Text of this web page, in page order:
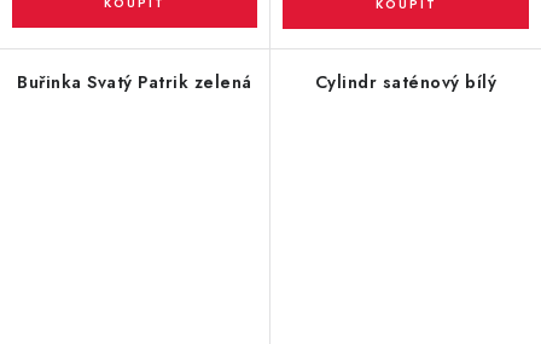
Buřinka Svatý Patrik zelená Cylindr saténový bílý